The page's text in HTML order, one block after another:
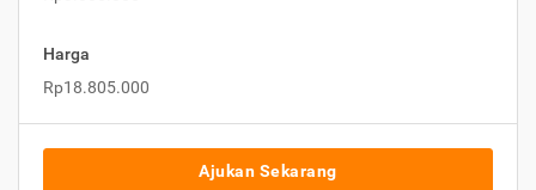
Harga
Rp18.805.000
Ajukan Sekarang